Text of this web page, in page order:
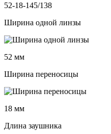
52-18-145/138
Ширина одной линзы
52 мм
Ширина переносицы
18 мм
Длина заушника